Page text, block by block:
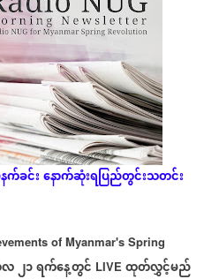
က်ခင်းနောက်ဆုံးရပြည်တွင်းသတင်း
of Myanmar's Spring
၂၁ရက်နေ့တွင် LIVE ထုတ်လွှင့်မည်